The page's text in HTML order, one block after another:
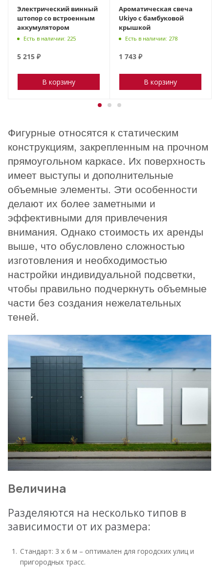
Ароматическая свеча
Ukiyo с бамбуковой
крышкой
Есть в наличии: 278
1 743 ₽
В корзину
Электрический винный
штопор со встроенным
аккумулятором
Есть в наличии: 225
5 215 ₽
В корзину
Фигурные относятся к статическим
конструкциям, закрепленным на прочном
прямоугольном каркасе. Их поверхность
имеет выступы и дополнительные
объемные элементы. Эти особенности
делают их более заметными и
эффективными для привлечения
внимания. Однако стоимость их аренды
выше, что обусловлено сложностью
изготовления и необходимостью
настройки индивидуальной подсветки,
чтобы правильно подчеркнуть объемные
части без создания нежелательных
теней.
Величина
Разделяются на несколько типов в
зависимости от их размера:
Стандарт: 3 х 6 м – оптимален для городских улиц и
пригородных трасс.